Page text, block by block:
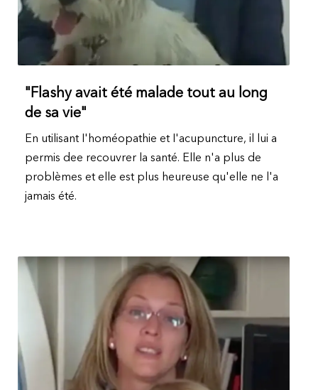
"Flashy avait été malade tout au long
de sa vie"
En utilisant I'homéopathie et I'acupuncture, il lui a
permis dee recouvrer la santé. Elle n'a plus de
problèmes et elle est plus heureuse qu'elle ne l'a
jamais été.